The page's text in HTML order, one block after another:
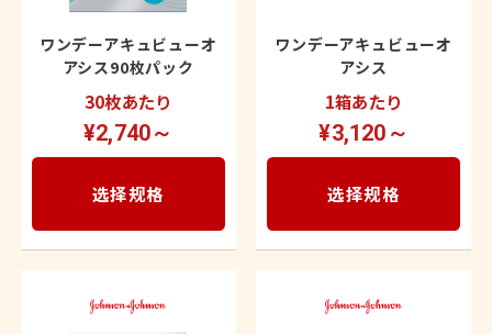
ワンデーアキュビューオ
アシス90枚パック
30枚あたり
¥2,740～
选择规格
ワンデーアキュビューオ
アシス
1箱あたり
¥3,120～
选择规格